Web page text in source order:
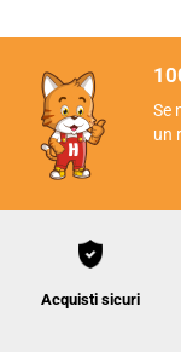
Se
un
Acquisti sicuri